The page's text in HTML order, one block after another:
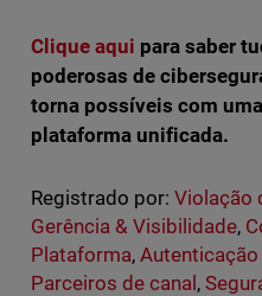
Clique aqui para saber
poderosas de
torna possíveis com
plataforma unificada.
Registrado por: Violação
Gerência & Visibilidade,
Plataforma,
Parceiros de canal ,